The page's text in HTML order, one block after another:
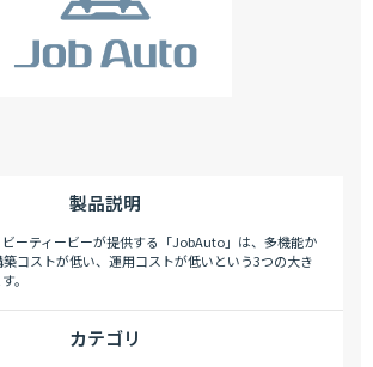
製品説明
ーティービーが提供する「JobAuto」は、多機能か
コストが低い、運用コストが低いという3つの大き
。
カテゴリ